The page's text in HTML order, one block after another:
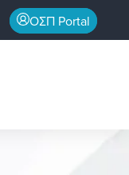
ΟΣΠ Portal